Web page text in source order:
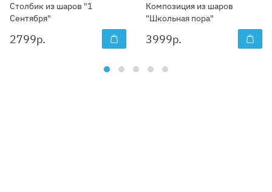
Столбик из шаров "1
Сентября"
2799р.
Композиция из шаров
"Школьная пора"
3999р.